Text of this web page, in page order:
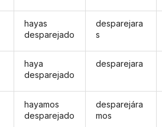
hayas
desparejado
haya
desparejado
hayamos
desparejado
desparejara
s
desparejara
desparejára
mos